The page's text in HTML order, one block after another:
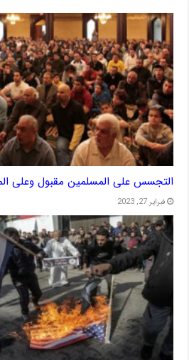
التجسس على المسلمين مقبول وعلى
فبراير 27, 2023